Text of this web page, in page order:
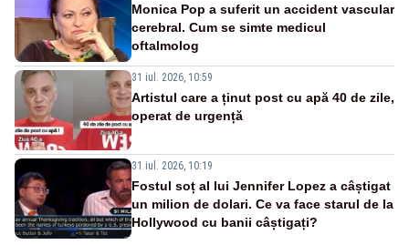
Monica Pop a suferit un accident vascular
cerebral. Cum se simte medicul
oftalmolog
31 iul. 2026, 10:59
Artistul care a ținut post cu apă 40 de zile,
operat de urgență
31 iul. 2026, 10:19
Fostul soț al lui Jennifer Lopez a câștigat
un milion de dolari. Ce va face starul de la
Hollywood cu banii câștigați?